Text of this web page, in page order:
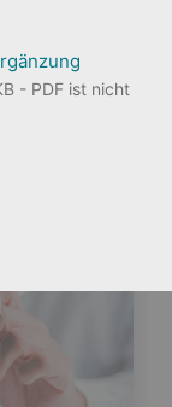
- PDF ist nicht